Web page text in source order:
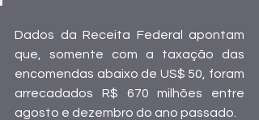
Dados da Receita Federal apontam
que, somente com a taxação das
encomendas abaixo de US$ 50, foram
arrecadados R$ 670 milhões entre
agosto e dezembro do ano passado.